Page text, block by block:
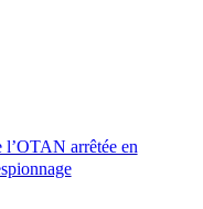
l’OTAN arrêtée en